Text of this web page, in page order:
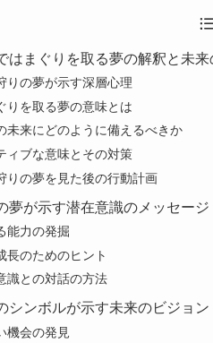
はまぐりを取る夢の解釈と未来
りの夢が示す深層心理
りを取る夢の意味とは
未来にどのように備えるべきか
ィブな意味とその対策
りの夢を見た後の行動計画
夢が示す潜在意識のメッセージ
能力の発掘
長のためのヒント
識との対話の方法
シンボルが示す未来のビジョン
機会の発見